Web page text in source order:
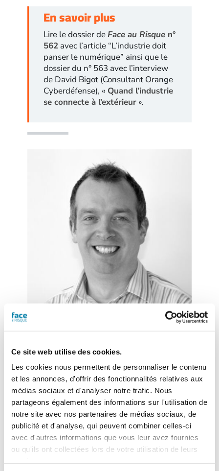
Ce site web utilise des cookies.
Les cookies nous permettent de personnaliser le contenu
et les annonces, d'offrir des fonctionnalités relatives aux
médias sociaux et d'analyser notre trafic. Nous
partageons également des informations sur l'utilisation de
notre site avec nos partenaires de médias sociaux, de
publicité et d'analyse, qui peuvent combiner celles-ci
avec d'autres informations que vous leur avez fournies
ou qu'ils ont collectées lors de votre utilisation de leurs
En savoir plus
Lire le dossier deFace au Risque n°
562 avec l’article “L’industrie doit
panser le numérique” ainsi que le
dossier du n° 563 avec l’interview
de David Bigot (Consultant Orange
Cyberdéfense), « Quand l’industrie
se connecte à l’extérieur ».
David Cummins
Actualités